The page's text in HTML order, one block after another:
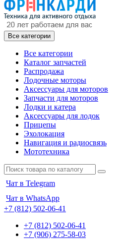
Все категории
Все категории
Каталог запчастей
Распродажа
Лодочные моторы
Аксессуары для моторов
Запчасти для моторов
Лодки и катера
Аксессуары для лодок
Прицепы
Эхолокация
Навигация и радиосвязь
Мототехника
Чат в Telegram
Чат в WhatsApp
+7 (812) 502-06-41
+7 (812) 502-06-41
+7 (906) 275-58-03